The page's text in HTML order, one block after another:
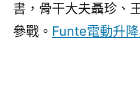
書，骨干大夫聶珍、
參戰。 Funte電動升